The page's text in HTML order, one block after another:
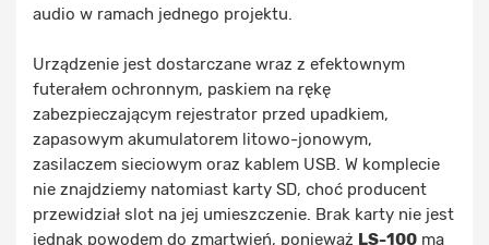
audio w ramach jednego projektu.
Urządzenie jest dostarczane wraz z efektownym
futerałem ochronnym, paskiem na rękę
zabezpieczającym rejestrator przed upadkiem,
zapasowym akumulatorem litowo-jonowym,
zasilaczem sieciowym oraz kablem USB. W komplecie
nie znajdziemy natomiast karty SD, choć producent
przewidział slot na jej umieszczenie. Brak karty nie jest
jednak powodem do zmartwień, ponieważ LS-100 ma